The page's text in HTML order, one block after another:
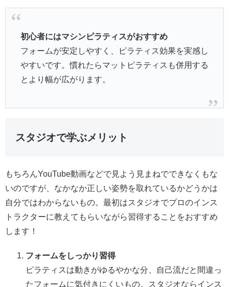
初心者にはマシンピラティスがおすすめ
フォームが安定しやすく、ピラティス効果を実感し
やすいです。慣れたらマットピラティスも併用する
とより幅が広がります。
スタジオで学ぶメリット
もちろんYouTube動画などで見よう見まねでできなくもな
いのですが、なかなか正しい姿勢を取れているかどうかは
自分ではわからないもの。最初はスタジオでプロのインス
トラクターに教えてもらいながら習得することをおすすめ
します！
フォームをしっかり習得
ピラティスは動きがゆるやかな分、自己流だと間違っ
たフォームに気付きにくいもの。スタジオならインス